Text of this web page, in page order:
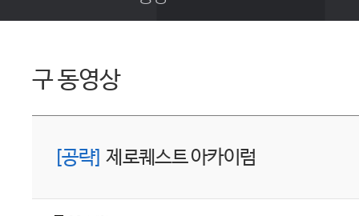
구 동영상
[공략] 제로퀘스트 아카이럼